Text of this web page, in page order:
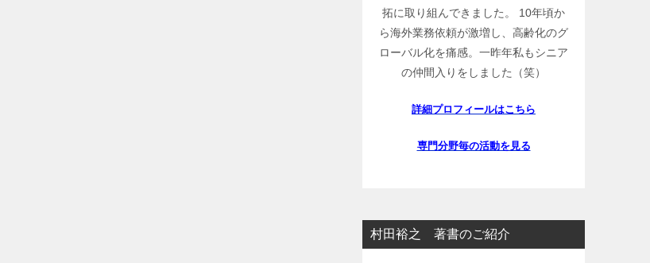
拓に取り組んできました。 10年頃か
ら海外業務依頼が激増し、高齢化のグ
ローバル化を痛感。一昨年私もシニア
の仲間入りをしました（笑）
詳細プロフィールはこちら
専門分野毎の活動を見る
村田裕之 著書のご紹介